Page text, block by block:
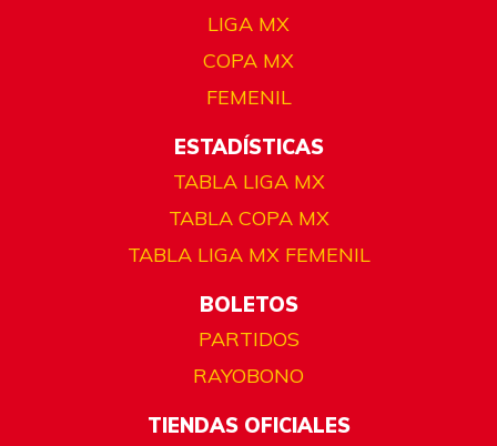
LIGA MX
COPA MX
FEMENIL
ESTADÍSTICAS
TABLA LIGA MX
TABLA COPA MX
TABLA LIGA MX FEMENIL
BOLETOS
PARTIDOS
RAYOBONO
TIENDAS OFICIALES